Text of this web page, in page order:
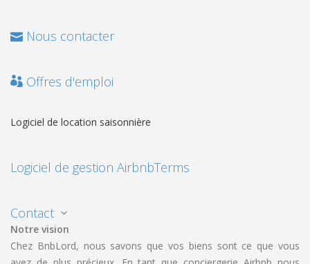
Nous contacter
Offres d'emploi
Logiciel de location saisonnière
Logiciel de gestion AirbnbTerms
Contact
Notre vision
Chez BnbLord, nous savons que vos biens sont ce que vous